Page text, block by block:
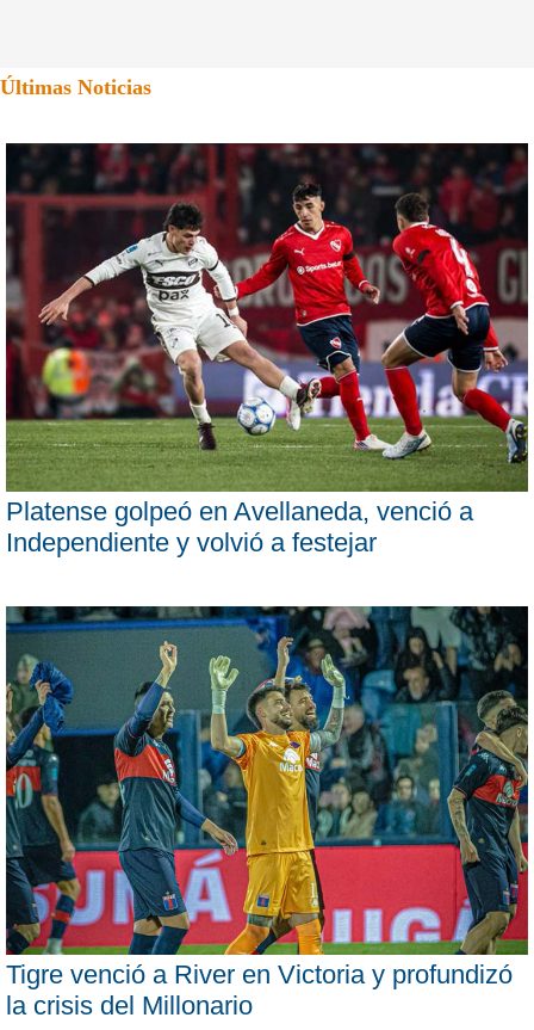
Últimas Noticias
Platense golpeó en Avellaneda, venció a
Independiente y volvió a festejar
Tigre venció a River en Victoria y profundizó
la crisis del Millonario